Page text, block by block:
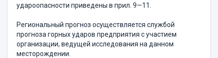
удароопасности приведены в прил. 9—11.
Региональный прогноз осуществляется службой
прогноза горных ударов предприятия с участием
организации, ведущей исследования на данном
месторождении.